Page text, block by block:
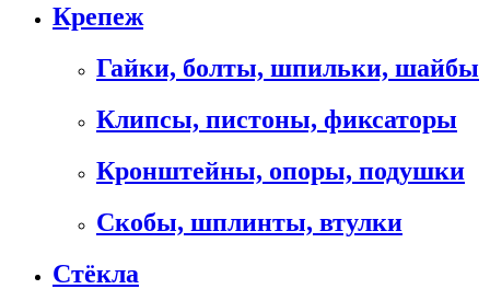
Крепеж
Гайки, болты, шпильки, шайбы
Клипсы, пистоны, фиксаторы
Кронштейны, опоры, подушки
Скобы, шплинты, втулки
Стёкла